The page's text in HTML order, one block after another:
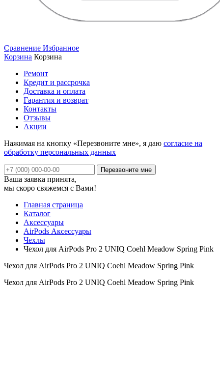
Сравнение Избранное
Корзина Корзина
Ремонт
Кредит и рассрочка
Доставка и оплата
Гарантия и возврат
Контакты
Отзывы
Акции
Нажимая на кнопку «Перезвоните мне», я даю согласие на
обработку персональных данных
Ваша заявка принята,
мы скоро свяжемся с Вами!
Главная страница
Каталог
Аксессуары
AirPods Аксессуары
Чехлы
Чехол для AirPods Pro 2 UNIQ Coehl Meadow Spring Pink
Чехол для AirPods Pro 2 UNIQ Coehl Meadow Spring Pink
Чехол для AirPods Pro 2 UNIQ Coehl Meadow Spring Pink